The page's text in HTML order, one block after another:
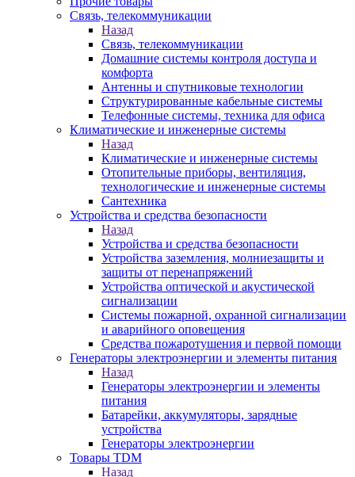
Связь, телекоммуникации
Назад
Связь, телекоммуникации
Домашние системы контроля доступа и
комфорта
Антенны и спутниковые технологии
Структурированные кабельные системы
Телефонные системы, техника для офиса
Климатические и инженерные системы
Назад
Климатические и инженерные системы
Отопительные приборы, вентиляция,
технологические и инженерные системы
Сантехника
Устройства и средства безопасности
Назад
Устройства и средства безопасности
Устройства заземления, молниезащиты и
защиты от перенапряжений
Устройства оптической и акустической
сигнализации
Системы пожарной, охранной сигнализации
и аварийного оповещения
Средства пожаротушения и первой помощи
Генераторы электроэнергии и элементы питания
Назад
Генераторы электроэнергии и элементы
питания
Батарейки, аккумуляторы, зарядные
устройства
Генераторы электроэнергии
Товары TDM
Назад